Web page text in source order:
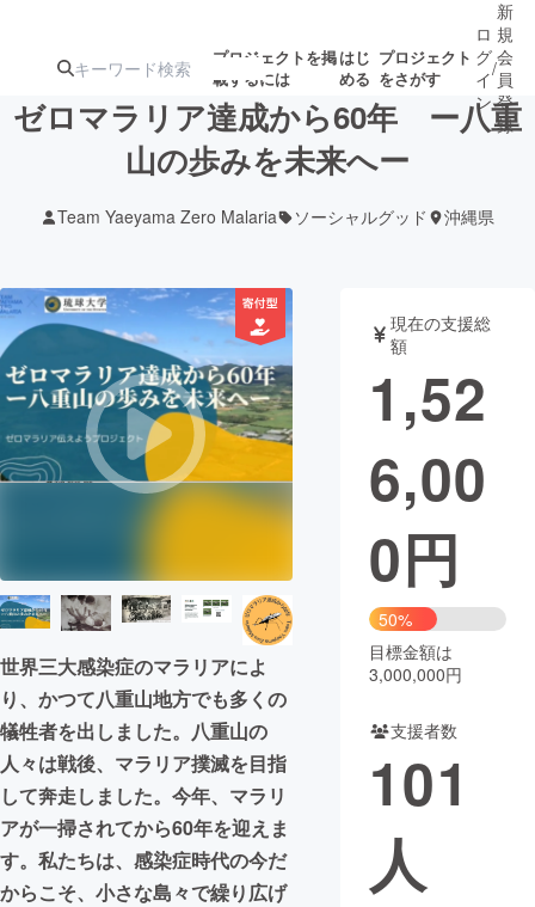
プロジェクトを掲
載するには
はじ
める
プロジェクト
をさがす
ジェクト
ターン
ジェクト
ロジェクト
もうすぐ公開
されます
アート・写真 音楽
テクノロジー・ガジェット ゲーム・サ
映像・映画
まちづくり・地域活性化
CAMPFIRE for Social Good
CAMPFIRE Creation
CAMPFIREふるさと納税machi-ya コミュニティ
ロ
グ
イ
ン
/
新
規
会
員
登
録
ゼロマラリア達成から60年 ー八重
山の歩みを未来へー
Team Yaeyama Zero Malaria ソーシャルグッド 沖縄県
世界三大感染症のマラリアによ
り、かつて八重山地方でも多くの
犠牲者を出しました。八重山の
人々は戦後、マラリア撲滅を目指
して奔走しました。今年、マラリ
アが一掃されてから60年を迎えま
す。私たちは、感染症時代の今だ
からこそ、小さな島々で繰り広げ
現在の支援総
額
1,52
6,00
0円
50%
目標金額は
3,000,000円
支援者数
101
人